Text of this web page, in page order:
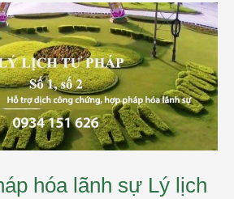
hóa lãnh sự Lý lịch